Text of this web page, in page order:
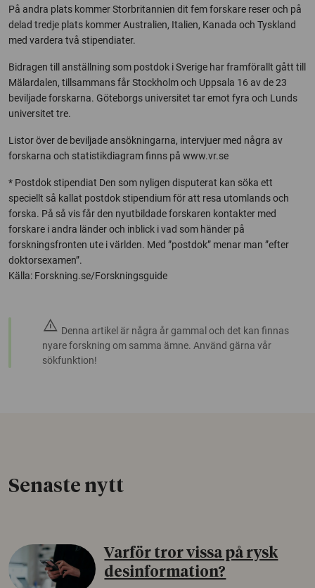
På andra plats kommer Storbritannien dit fem forskare reser och på
delad tredje plats kommer Australien, Italien, Kanada och Tyskland
med vardera två stipendiater.
Bidragen till anställning som postdok i Sverige har framförallt gått till
Mälardalen, tillsammans får Stockholm och Uppsala 16 av de 23
beviljade forskarna. Göteborgs universitet tar emot fyra och Lunds
universitet tre.
Listor över de beviljade ansökningarna, intervjuer med några av
forskarna och statistikdiagram finns på www.vr.se
* Postdok stipendiat Den som nyligen disputerat kan söka ett
speciellt så kallat postdok stipendium för att resa utomlands och
forska. På så vis får den nyutbildade forskaren kontakter med
forskare i andra länder och inblick i vad som händer på
forskningsfronten ute i världen. Med ”postdok” menar man ”efter
doktorsexamen”.
Källa: Forskning.se/Forskningsguide
warning Denna artikel är några år gammal och det kan finnas
nyare forskning om samma ämne. Använd gärna vår
sökfunktion!
Senaste nytt
Varför tror vissa på rysk
desinformation?